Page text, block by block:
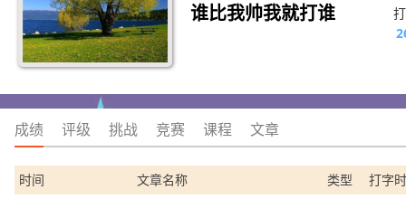
谁比我帅我就打谁
成绩 评级 挑战 竞赛 课程 文章
时间 文章名称 类型
打字